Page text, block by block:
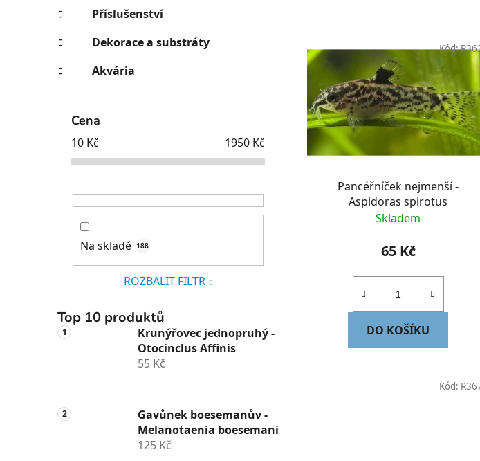
Příslušenství
Dekorace a substráty
Akvária
Cena
10 Kč 1950 Kč
Na skladě 188
ROZBALIT FILTR
Top 10 produktů
Krunýřovec jednopruhý -
Otocinclus Affinis
55 Kč
Gavůnek boesemanův -
Melanotaenia boesemani
125 Kč
ý
p
s
p
r
o
Pancéřníček nejmenší -
Aspidoras spirotus
Skladem
65 Kč
DO KOŠÍKU
Kód:
Kód: